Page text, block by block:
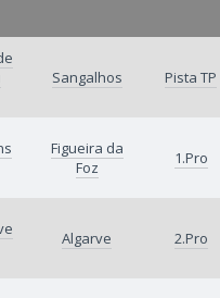
Sangalhos Pista TP
Figueira da
Foz
1.Pro
Algarve 2.Pro